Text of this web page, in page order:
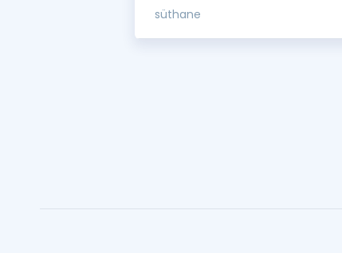
süthane